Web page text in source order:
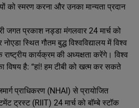
को स्मरण करना और उनका मान्यता प्रदान
जगत प्रकाश नड्डा मंगलवार 24 मार्च को
स्थित गौतम बुद्ध विश्वविद्यालय में विश्व
कार्यक्रम की अध्यक्षता करेंगे। विश्व
विषय है: “हां! हम टीबी को खत्म कर सकते
प्राधिकरण (NHAI) से प्रायोजित
ट्रस्ट (RIIT) 24 मार्च को बॉम्बे स्टॉक